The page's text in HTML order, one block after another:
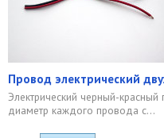
Провод электрический
Электрический черный-
диаметр каждого провода с...